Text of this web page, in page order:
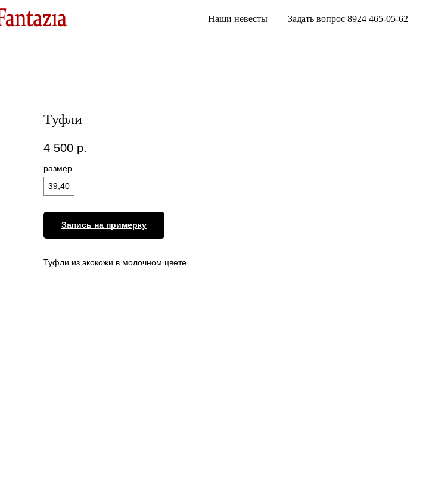
Наши невесты Задать вопрос 8924 465-05-62
Туфли
4 500 р.
размер
39,40
Запись на примерку
Туфли из экокожи в молочном цвете.